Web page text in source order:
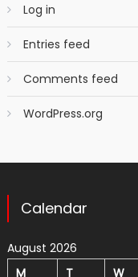
Log in
Entries feed
Comments feed
WordPress.org
Calendar
August 2026
M
T W